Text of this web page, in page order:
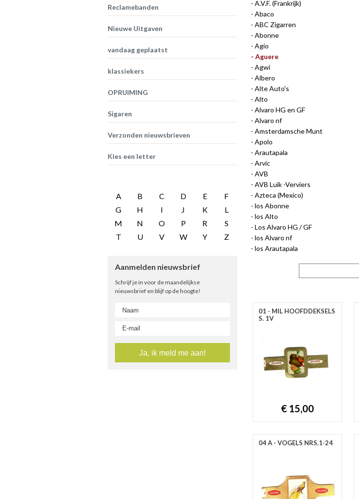
Reclamebanden
Nieuwe Uitgaven
vandaag geplaatst
klassiekers
OPRUIMING
Sigaren
Verzonden nieuwsbrieven
Kies een letter
A B C D E
F
G
H I J K
L
M
N O P R
S
T
U V W Y Z
Aanmelden nieuwsbrief
Schrijf je in voor de maandelijkse
nieuwsbrief en blijf op de hoogte!
A.V.F. (Frankrijk)
Abaco
ABC Zigarren
Abonne
Agio
Aguere
Agwi
Albero
Alte Auto's
Alto
Alvaro HG en GF
Alvaro nf
Amsterdamsche Munt
Apolo
Arautapala
Arvic
AVB
AVB Luik -Verviers
Azteca (Mexico)
los Abonne
los Alto
Los Alvaro HG / GF
los Alvaro nf
los Arautapala
01 - MIL HOOFDDEKSELS
S. 1V
€ 15,00
04 A - VOGELS NRS.1-24